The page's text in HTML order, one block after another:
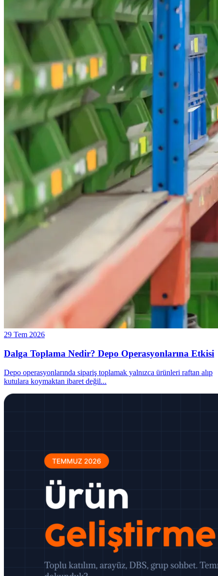
29 Tem 2026
Dalga Toplama Nedir? Depo Operasyonlarına Etkisi
Depo operasyonlarında sipariş toplamak yalnızca ürünleri raftan alıp
kutulara koymaktan ibaret değil...